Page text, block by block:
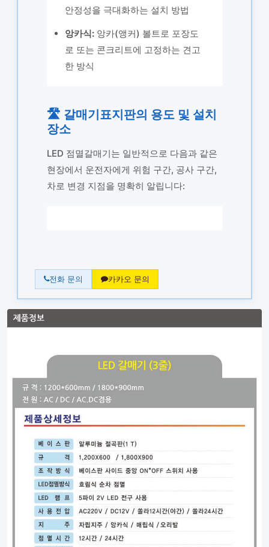
안정성을 극대화하는 설치 방법
앙카식:앙카(앵커) 볼트로 포장도
로 또는 콘크리트에 고정하는 견고
한 방식
🛣️ 갈매기표지판의 용도 및 설치
장소
LED 점멸갈매기는 일반적으로 다음과 같은
현장에서 운전자에게 위험 구간, 공사 구간,
차로 변경 지점을 명확히 알립니다:
전화 문의 카카오 문의